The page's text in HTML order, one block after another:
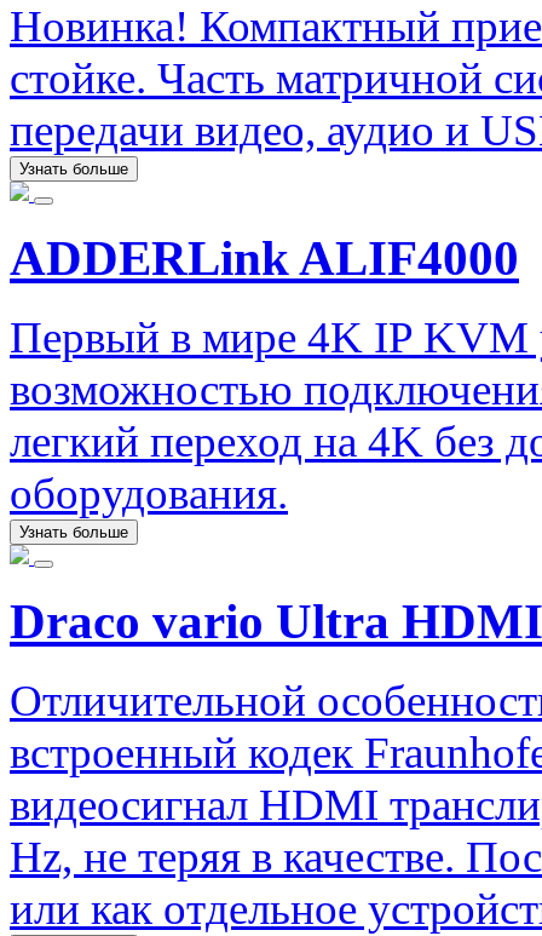
Новинка! Компактный
стойке. Часть матричной
передачи видео, аудио и
Узнать больше
ADDERLink ALIF4000
Первый в мире 4K IP KVM
возможностью
легкий переход на 4K без
оборудования.
Узнать больше
Draco vario Ultra
Отличительной
встроенный кодек
видеосигнал HDMI
Hz, не теряя в качестве.
или как отдельное